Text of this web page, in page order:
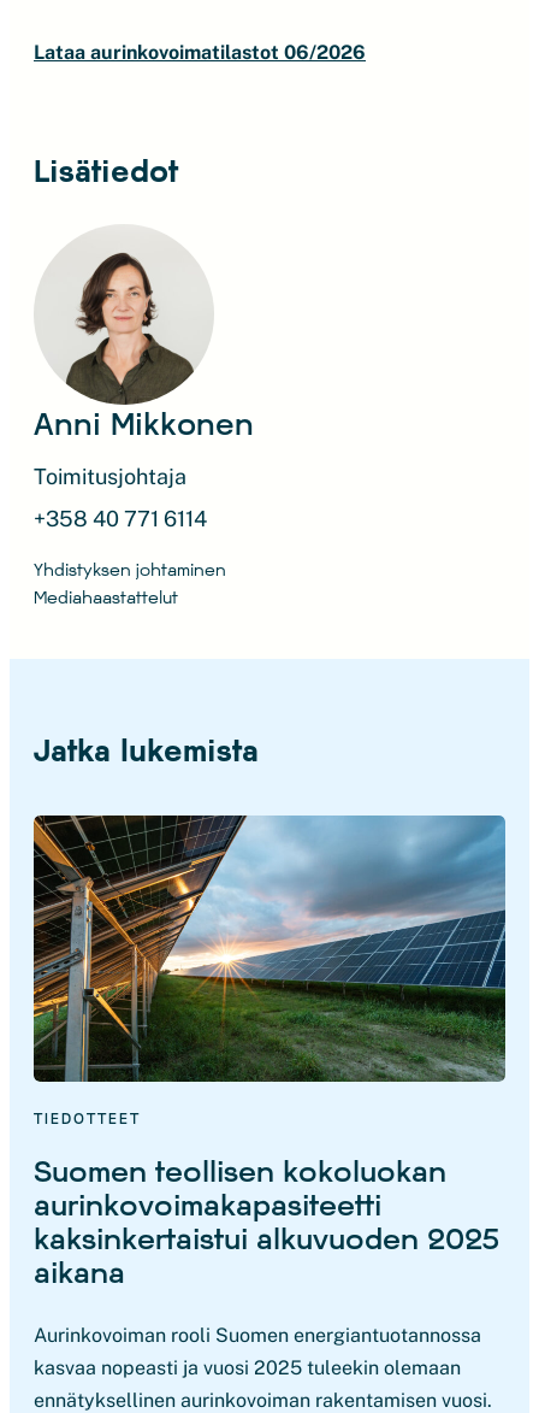
Lataa aurinkovoimatilastot 06/2026
Lisätiedot
Anni Mikkonen
Toimitusjohtaja
+358 40 771 6114
Yhdistyksen johtaminen
Mediahaastattelut
Jatka lukemista
TIEDOTTEET
Suomen teollisen kokoluokan
aurinkovoimakapasiteetti
kaksinkertaistui alkuvuoden 2025
aikana
Aurinkovoiman rooli Suomen energiantuotannossa
kasvaa nopeasti ja vuosi 2025 tuleekin olemaan
ennätyksellinen aurinkovoiman rakentamisen vuosi.